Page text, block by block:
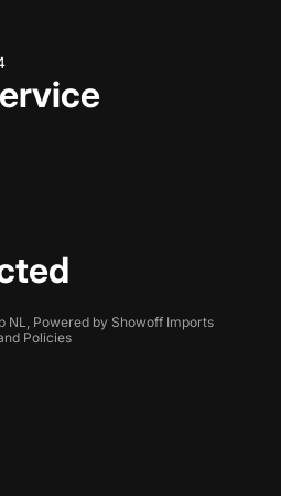
NL
Powered by Showoff Imports
Policies